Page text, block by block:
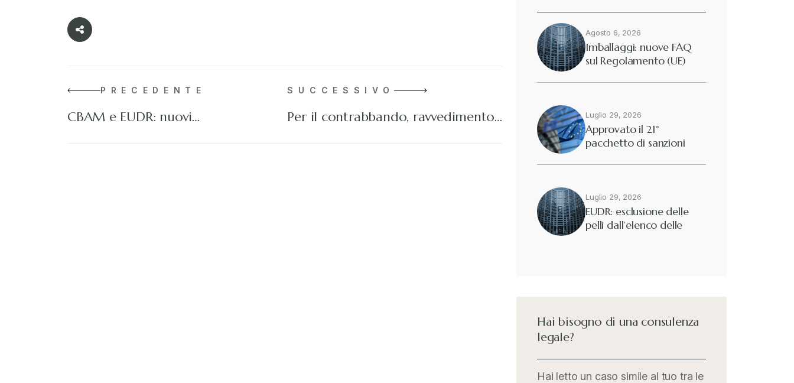
PRECEDENTE
CBAM e EUDR: nuovi…
SUCCESSIVO
Per il contrabbando, ravvedimento…
Agosto 6, 2026
Imballaggi: nuove FAQ
sul Regolamento (UE)
Luglio 29, 2026
Approvato il 21°
pacchetto di sanzioni
Luglio 29, 2026
EUDR: esclusione delle
pelli dall’elenco delle
Hai bisogno di una consulenza
legale?
Hai letto un caso simile al tuo tra le